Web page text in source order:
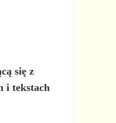
się z
i tekstach